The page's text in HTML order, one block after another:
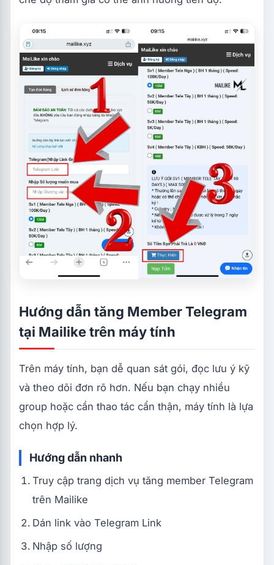
Hướng dẫn tăng Member Telegram
tại Mailike trên máy tính
Trên máy tính, bạn dễ quan sát gói, đọc lưu ý kỹ
và theo dõi đơn rõ hơn. Nếu bạn chạy nhiều
group hoặc cần thao tác cẩn thận, máy tính là lựa
chọn hợp lý.
Hướng dẫn nhanh
Truy cập trang dịch vụ tăng member Telegram
trên Mailike
Dán link vào Telegram Link
Nhập số lượng